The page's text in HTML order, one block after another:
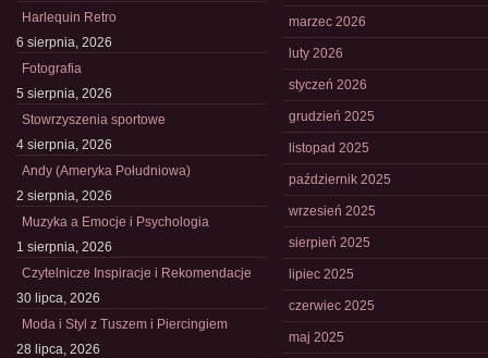
Harlequin Retro
6 sierpnia, 2026
Fotografia
5 sierpnia, 2026
Stowrzyszenia sportowe
4 sierpnia, 2026
Andy (Ameryka Południowa)
2 sierpnia, 2026
Muzyka a Emocje i Psychologia
1 sierpnia, 2026
Czytelnicze Inspiracje i Rekomendacje
30 lipca, 2026
Moda i Styl z Tuszem i Piercingiem
28 lipca, 2026
marzec 2026
luty 2026
styczeń 2026
grudzień 2025
listopad 2025
październik 2025
wrzesień 2025
sierpień 2025
lipiec 2025
czerwiec 2025
maj 2025